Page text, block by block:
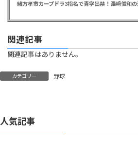
関連記事
関連記事はありません。
カテゴリー 野球
人気記事